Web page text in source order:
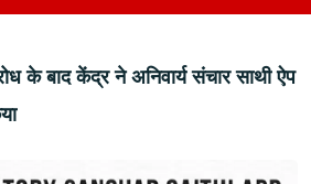
के बाद केंद्र ने अनिवार्य संचार साथी ऐप